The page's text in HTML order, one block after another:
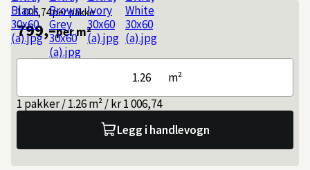
1 006,74per pakke
799,–per m²
m²
1 pakker / 1.26 m² / kr 1 006,74
Legg i handlevogn